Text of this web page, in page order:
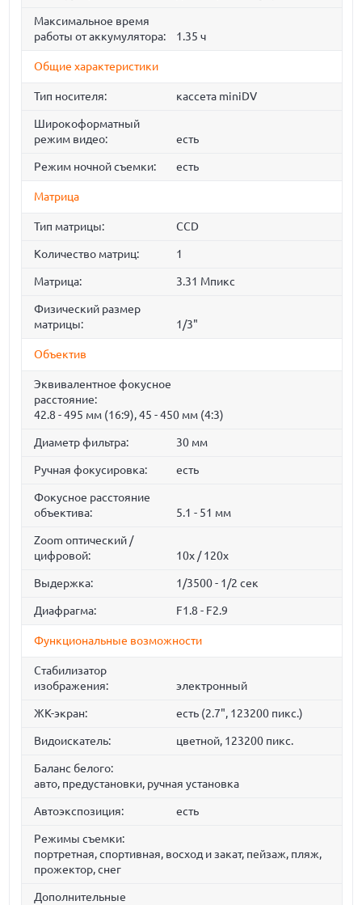
Максимальное время
работы от аккумулятора:
1.35 ч
Общие характеристики
Тип носителя: кассета miniDV
Широкоформатный
режим видео:
есть
Режим ночной съемки: есть
Матрица
Тип матрицы: CCD
Количество матриц: 1
Матрица: 3.31 Мпикс
Физический размер
матрицы:
1/3"
Объектив
Эквивалентное фокусное
расстояние:
42.8 - 495 мм (16:9), 45 - 450 мм (4:3)
Диаметр фильтра: 30 мм
Ручная фокусировка: есть
Фокусное расстояние
объектива:
5.1 - 51 мм
Zoom оптический /
цифровой:
10x / 120x
Выдержка: 1/3500 - 1/2 сек
Диафрагма: F1.8 - F2.9
Функциональные возможности
Стабилизатор
изображения:
электронный
ЖК-экран: есть (2.7", 123200 пикс.)
Видоискатель: цветной, 123200 пикс.
Баланс белого:
авто, предустановки, ручная установка
Автоэкспозиция: есть
Режимы съемки:
портретная, спортивная, восход и закат, пейзаж, пляж,
прожектор, снег
Дополнительные